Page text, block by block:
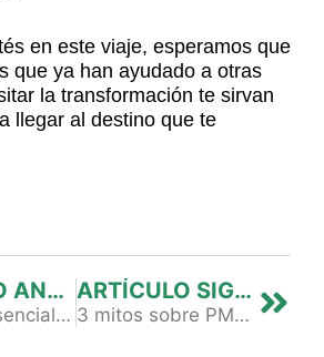
en este viaje, esperamos que
que ya han ayudado a otras
la transformación te sirvan
llegar al destino que te
ARTÍCULO ANTERIOR
Nociones esenciales para que tu marketing triunfe con IA
ARTÍCULO SIGUIENTE
3 mitos sobre PMax que derribó Natura Cosméticos